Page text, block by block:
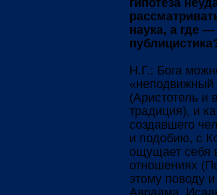
гипотеза
наука, а где
Н.Г.: Бога
«неподвижный
(Аристотель и
традиция), и
создавшего
и подобию, с
ощущает себя
отношениях
этому поводу
Авраама,